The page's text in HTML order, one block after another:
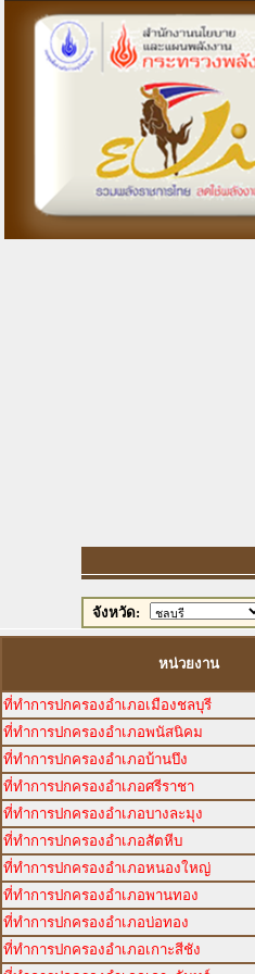
จังหวัด:
หน่วยงาน
ที่ทำการปกครองอำเภอเมืองชลบุรี
ที่ทำการปกครองอำเภอพนัสนิคม
ที่ทำการปกครองอำเภอบ้านบึง
ที่ทำการปกครองอำเภอศรีราชา
ที่ทำการปกครองอำเภอบางละมุง
ที่ทำการปกครองอำเภอสัตหีบ
ที่ทำการปกครองอำเภอหนองใหญ่
ที่ทำการปกครองอำเภอพานทอง
ที่ทำการปกครองอำเภอบ่อทอง
ที่ทำการปกครองอำเภอเกาะสีชัง